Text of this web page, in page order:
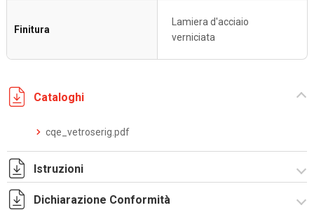
Finitura
Lamiera d'acciaio
verniciata
Cataloghi
cqe_vetroserig.pdf
Istruzioni
Istruzioni di montaggio CQE_stampa.pdf
Dichiarazione Conformità